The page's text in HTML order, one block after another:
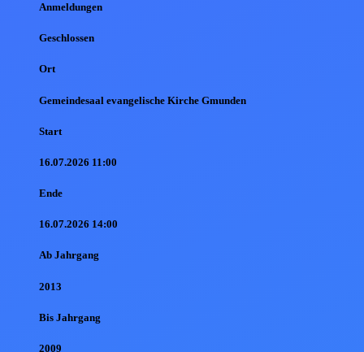
Anmeldungen
Geschlossen
Ort
Gemeindesaal evangelische Kirche Gmunden
Start
16.07.2026 11:00
Ende
16.07.2026 14:00
Ab Jahrgang
2013
Bis Jahrgang
2009